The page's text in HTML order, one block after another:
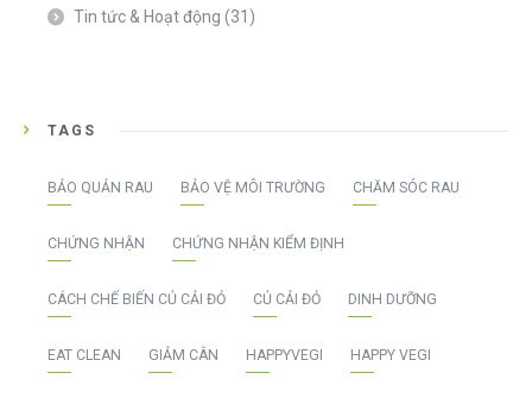
Tin tức & Hoạt động (31)
TAGS
BẢO QUẢN RAU BẢO VỆ MÔI TRƯỜNG CHĂM SÓC RAU
CHỨNG NHẬN CHỨNG NHẬN KIỂM ĐỊNH
CÁCH CHẾ BIẾN CỦ CẢI ĐỎ CỦ CẢI ĐỎ DINH DƯỠNG
EAT CLEAN GIẢM CÂN HAPPYVEGI HAPPY VEGI